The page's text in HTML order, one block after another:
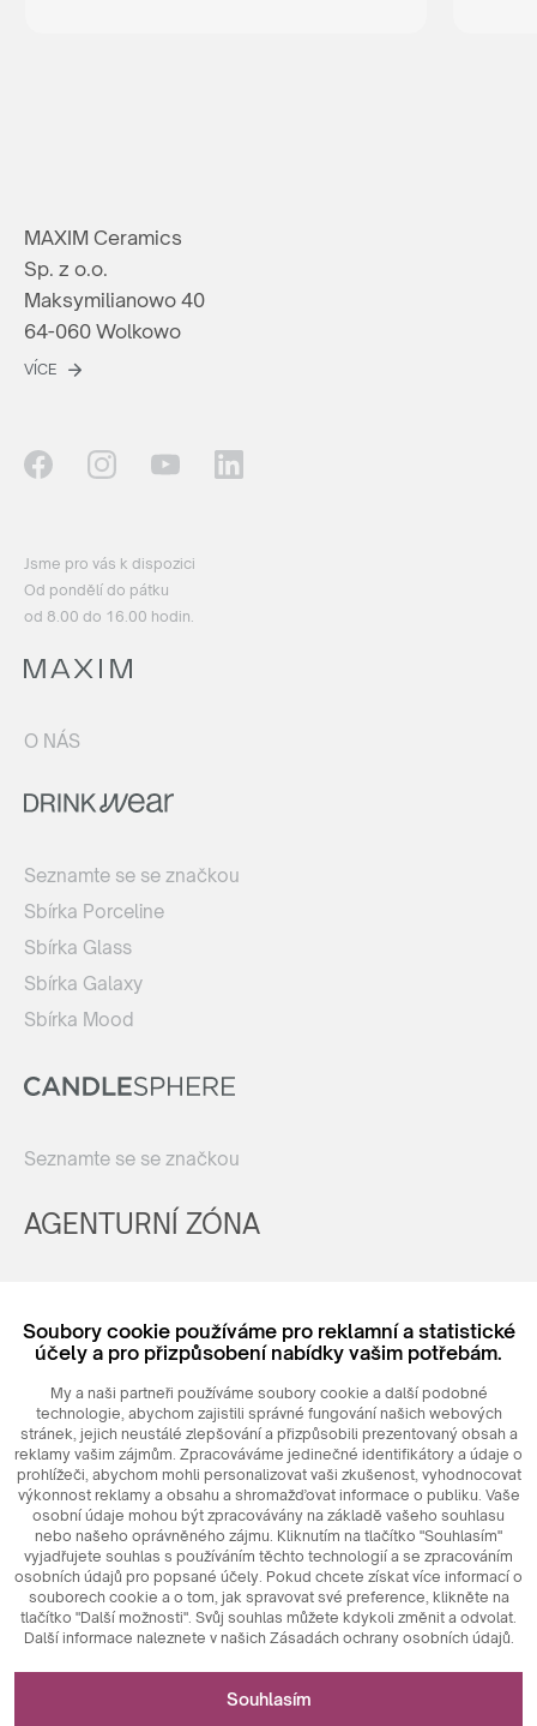
MAXIM Ceramics
Sp. z o.o.
Maksymilianowo 40
64-060 Wolkowo
VÍCE
Jsme pro vás k dispozici
Od pondělí do pátku
od 8.00 do 16.00 hodin.
O NÁS
Seznamte se se značkou
Sbírka Porceline
Sbírka Glass
Sbírka Galaxy
Sbírka Mood
Seznamte se se značkou
AGENTURNÍ ZÓNA
Login
© 2026MAXIM Ceramics Sp. z o. o.
Soubory cookie používáme pro reklamní a statistické
účely a pro přizpůsobení nabídky vašim potřebám.
My a naši partneři používáme soubory cookie a další podobné
technologie, abychom zajistili správné fungování našich webových
stránek, jejich neustálé zlepšování a přizpůsobili prezentovaný obsah a
reklamy vašim zájmům. Zpracováváme jedinečné identifikátory a údaje o
prohlížeči, abychom mohli personalizovat vaši zkušenost, vyhodnocovat
výkonnost reklamy a obsahu a shromažďovat informace o publiku. Vaše
osobní údaje mohou být zpracovávány na základě vašeho souhlasu
nebo našeho oprávněného zájmu. Kliknutím na tlačítko "Souhlasím"
vyjadřujete souhlas s používáním těchto technologií a se zpracováním
osobních údajů pro popsané účely. Pokud chcete získat více informací o
souborech cookie a o tom, jak spravovat své preference, klikněte na
tlačítko "Další možnosti". Svůj souhlas můžete kdykoli změnit a odvolat.
Další informace naleznete v našich Zásadách ochrany osobních údajů.
Nezbytné pro fungování webových stránek
Souhlasím